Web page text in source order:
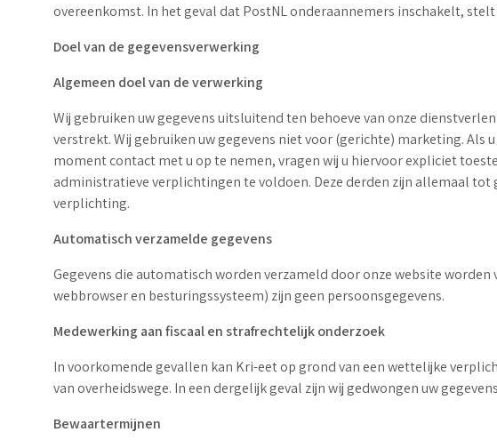
overeenkomst. In het geval dat PostNL onderaannemers inschakelt,
Doel van de gegevensverwerking
Algemeen doel van de verwerking
Wij gebruiken uw gegevens uitsluitend ten behoeve van onze
verstrekt. Wij gebruiken uw gegevens niet voor (gerichte) marketing. Als
moment contact met u op te nemen, vragen wij u hiervoor expliciet
administratieve verplichtingen te voldoen. Deze derden zijn allemaal
verplichting.
Automatisch verzamelde gegevens
Gegevens die automatisch worden verzameld door onze website
webbrowser en besturingssysteem) zijn geen persoonsgegevens.
Medewerking aan fiscaal en strafrechtelijk onderzoek
In voorkomende gevallen kan Kri-eet op grond van een wettelijke
van overheidswege. In een dergelijk geval zijn wij gedwongen uw
Bewaartermijnen